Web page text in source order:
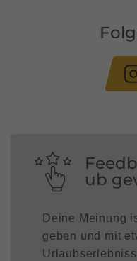
ub
Deine Meinung
geben und mit